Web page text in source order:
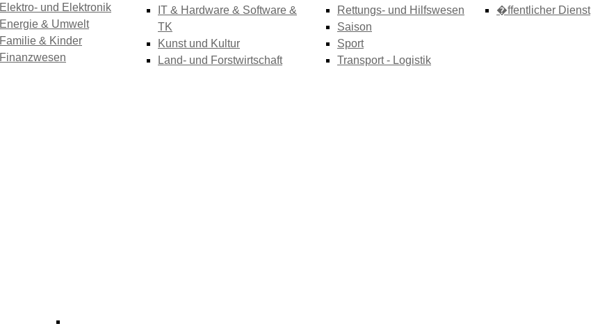
Elektro- und Elektronik
Energie & Umwelt
Familie & Kinder
Finanzwesen
IT & Hardware & Software &
TK
Kunst und Kultur
Land- und Forstwirtschaft
Rettungs- und Hilfswesen
Saison
Sport
Transport - Logistik
�ffentlicher Dienst